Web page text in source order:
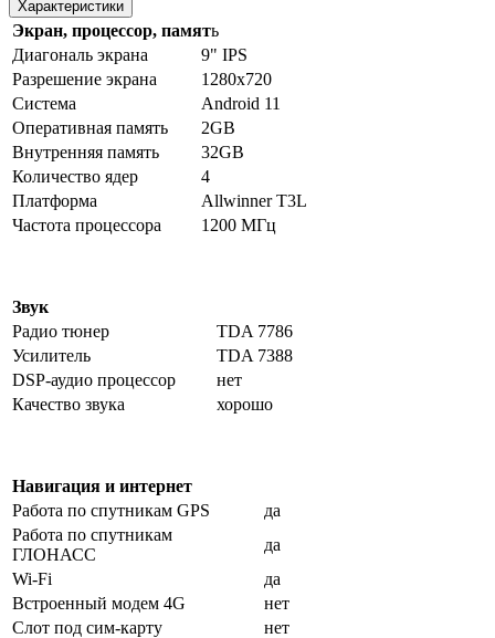
Характеристики
Экран, процессор, память
Диагональ экрана
9" IPS
Разрешение экрана
1280х720
Система
Android 11
Оперативная память
2GB
Внутренняя память
32GB
Количество ядер
4
Платформа
Allwinner T3L
Частота процессора
1200 МГц
Звук
Радио тюнер
TDA 7786
Усилитель
TDA 7388
DSP-аудио процессор
нет
Качество звука
хорошо
Навигация и интернет
Работа по спутникам GPS
да
Работа по спутникам
ГЛОНАСС
да
Wi-Fi
да
Встроенный модем 4G
нет
Слот под сим-карту
нет